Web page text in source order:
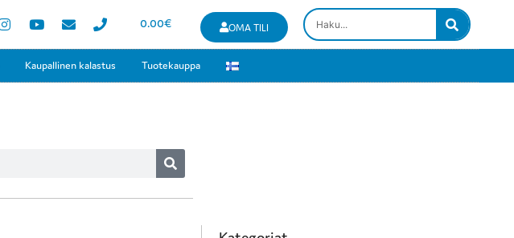
0.00€ OMA TILI
Kaupallinen kalastus Tuotekauppa